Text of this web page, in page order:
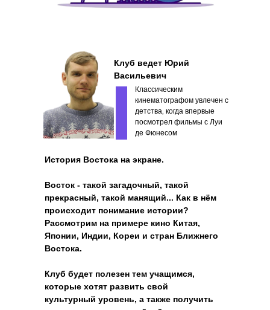
История Востока на экране.
Восток - такой загадочный, такой
прекрасный, такой манящий... Как в нём
происходит понимание истории?
Рассмотрим на примере кино Китая,
Японии, Индии, Кореи и стран Ближнего
Востока.
Клуб будет полезен тем учащимся,
которые хотят развить свой
культурный уровень, а также получить
Клуб ведет Юрий
Васильевич
Классическим
кинематографом увлечен с
детства, когда впервые
посмотрел фильмы с Луи
де Фюнесом